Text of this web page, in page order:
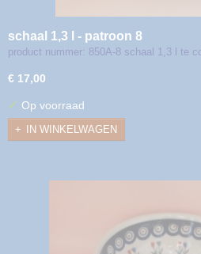
schaal 1,3 l - patroon 8
product nummer: 850A-8 schaal 1,3 l te
€ 17,00
✓ Op voorraad
IN WINKELWAGEN